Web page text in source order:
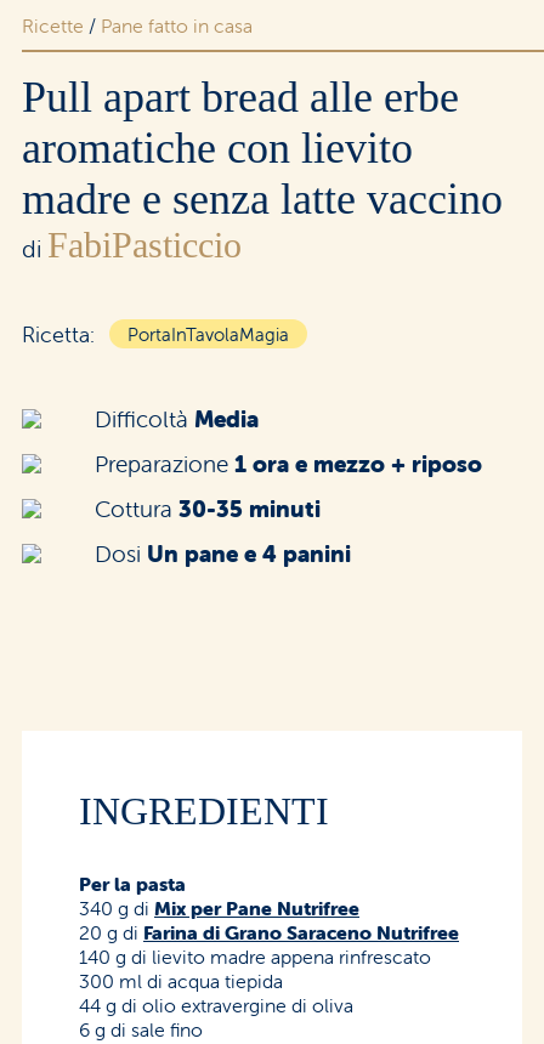
Area riservata rivenditori
Ricette / Pane fatto in casa
Pull apart bread alle erbe
aromatiche con lievito
madre e senza latte vaccino
di FabiPasticcio
Ricetta: PortaInTavolaMagia
Difficoltà Media
Preparazione 1 ora e mezzo + riposo
Cottura 30-35 minuti
Dosi Un pane e 4 panini
INGREDIENTI
Per la pasta
340 g di Mix per Pane Nutrifree
20 g di Farina di Grano Saraceno Nutrifree
140 g di lievito madre appena rinfrescato
300 ml di acqua tiepida
44 g di olio extravergine di oliva
6 g di sale fino